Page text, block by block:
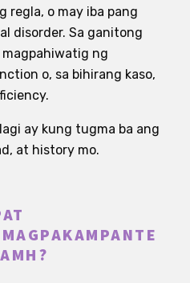
regla, o may iba pang
disorder. Sa ganitong
ng
o, sa bihirang kaso,
ay kung tugma ba ang
at history mo.